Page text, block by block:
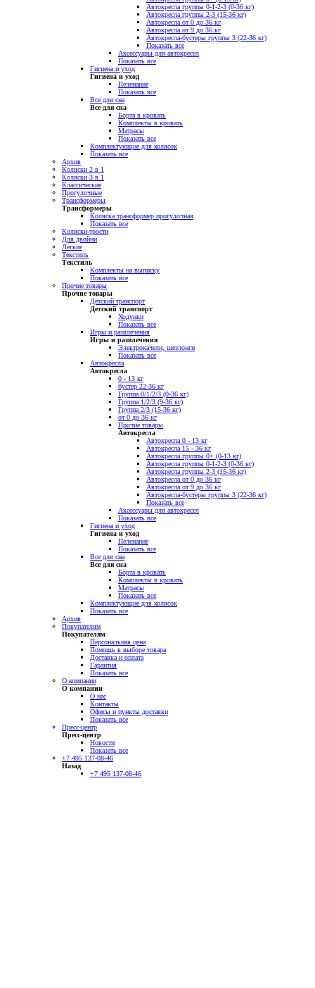
Автокресла группы 0-1-2-3 (0-36 кг)
Автокресла группы 2-3 (15-36 кг)
Автокресла от 0 до 36 кг
Автокресла от 9 до 36 кг
Автокресла-бустеры группы 3 (22-36 кг)
Показать все
Аксессуары для автокресел
Показать все
Гигиена и уход
Гигиена и уход
Пеленание
Показать все
Все для сна
Все для сна
Борта в кровать
Комплекты в кровать
Матрасы
Показать все
Комплектующие для колясок
Показать все
Архив
Коляски 2 в 1
Коляски 3 в 1
Классические
Прогулочные
Трансформеры
Трансформеры
Коляска трансформер прогулочная
Показать все
Коляски-трости
Для двойни
Легкие
Текстиль
Текстиль
Комплекты на выписку
Показать все
Прочие товары
Прочие товары
Детский транспорт
Детский транспорт
Ходунки
Показать все
Игры и развлечения
Игры и развлечения
Электрокачели, шезлонги
Показать все
Автокресла
Автокресла
0 - 13 кг
бустер 22-36 кг
Группа 0/1/2/3 (0-36 кг)
Группа 1/2/3 (9-36 кг)
Группа 2/3 (15-36 кг)
от 0 до 36 кг
Прочие товары
Автокресла
Автокресла 0 - 13 кг
Автокресла 15 - 36 кг
Автокресла группы 0+ (0-13 кг)
Автокресла группы 0-1-2-3 (0-36 кг)
Автокресла группы 2-3 (15-36 кг)
Автокресла от 0 до 36 кг
Автокресла от 9 до 36 кг
Автокресла-бустеры группы 3 (22-36 кг)
Показать все
Аксессуары для автокресел
Показать все
Гигиена и уход
Гигиена и уход
Пеленание
Показать все
Все для сна
Все для сна
Борта в кровать
Комплекты в кровать
Матрасы
Показать все
Комплектующие для колясок
Показать все
Архив
Покупателям
Покупателям
Персональная цена
Помощь в выборе товара
Доставка и оплата
Гарантия
Показать все
О компании
О компании
О нас
Контакты
Офисы и пункты доставки
Показать все
Пресс-центр
Пресс-центр
Новости
Показать все
+7 495 137-08-46
Назад
+7 495 137-08-46